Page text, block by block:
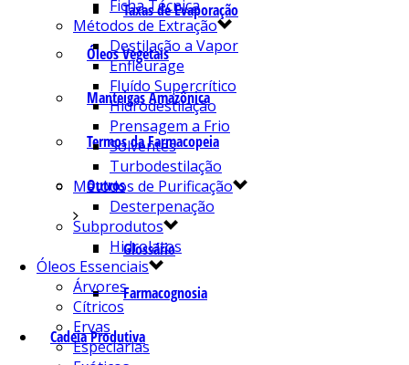
Taxas de Evaporação
Óleos Vegetais
Manteigas Amazônica
Termos da Farmacopeia
Outros
Glossário
Farmacognosia
Cadeia Produtiva
Ficha Técnica
Métodos de Extração
Destilação a Vapor
Enfleurage
Fluído Supercrítico
Hidrodestilação
Prensagem a Frio
Solventes
Turbodestilação
Métodos de Purificação
Desterpenação
Subprodutos
Hidrolatos
Óleos Essenciais
Árvores
Cítricos
Ervas
Especiarias